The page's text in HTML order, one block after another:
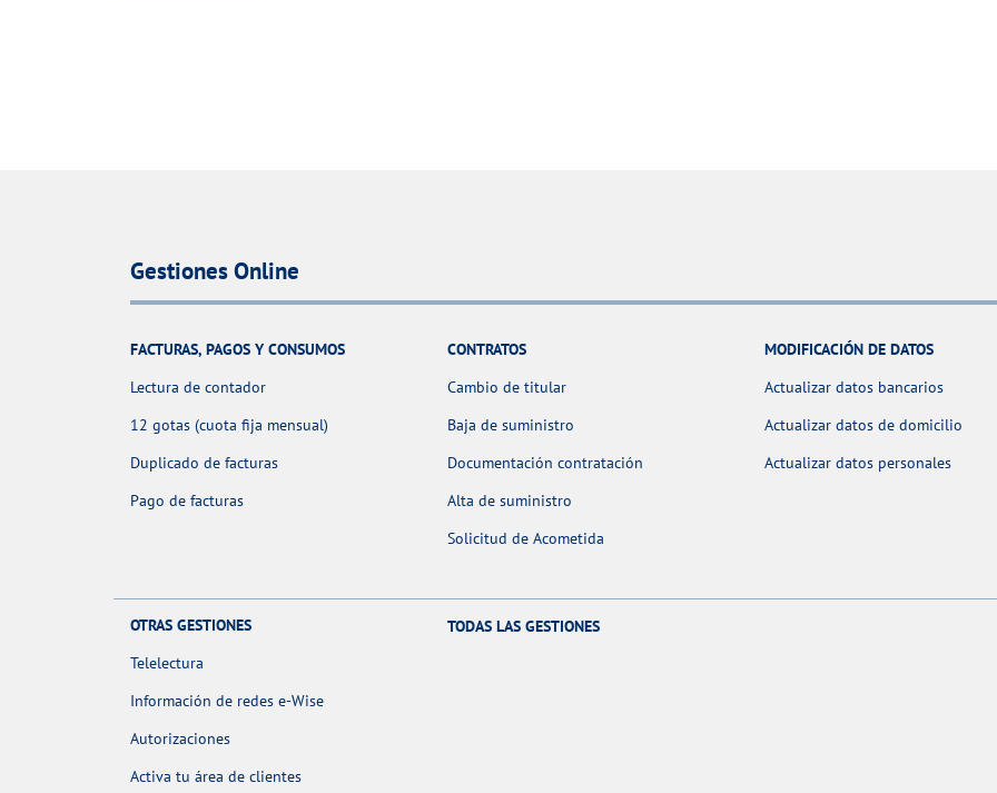
Gestiones Online
FACTURAS, PAGOS Y CONSUMOS
Lectura de contador
12 gotas (cuota fija mensual)
Duplicado de facturas
Pago de facturas
CONTRATOS
Cambio de titular
Baja de suministro
Documentación contratación
Alta de suministro
Solicitud de Acometida
MODIFICACIÓN DE DATOS
Actualizar datos bancarios
Actualizar datos de domicilio
Actualizar datos personales
OTRAS GESTIONES
Telelectura
Información de redes e-Wise
Autorizaciones
Activa tu área de clientes
TODAS LAS GESTIONES